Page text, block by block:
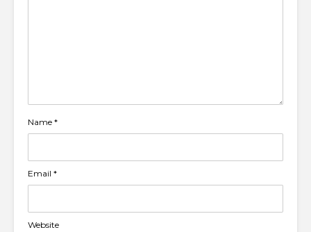
Name *
Email *
Website